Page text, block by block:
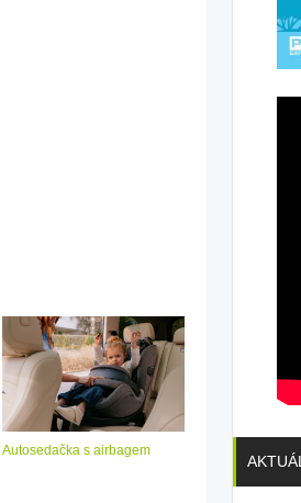
Autosedačka s airbagem